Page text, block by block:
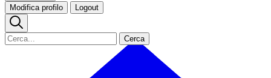
Modifica profilo Logout
Cerca